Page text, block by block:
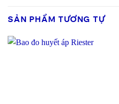
SẢN PHẨM TƯƠNG TỰ